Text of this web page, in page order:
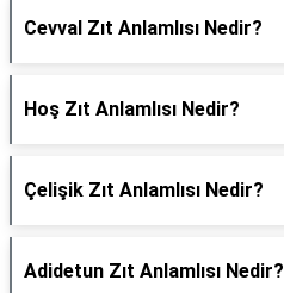
Cevval Zıt Anlamlısı Nedir?
Hoş Zıt Anlamlısı Nedir?
Çelişik Zıt Anlamlısı Nedir?
Adidetun Zıt Anlamlısı Nedir?